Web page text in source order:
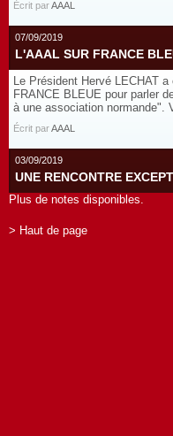
Écrit parAAAL
07/09/2019
L'AAAL SUR FRANCE
Le Président Hervé LECHAT
FRANCE BLEUE pour parler
à une association normande".
Écrit parAAAL
03/09/2019
UNE RENCONTRE
Plus de notes disponibles.
> Haut de page